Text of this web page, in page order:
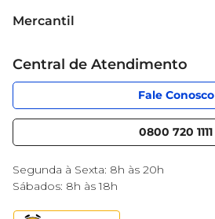
Sobre Privacidade
Nossas lojas
Mercantil
Código de Ética
Serviços
Central de Atendimento
Fale Conosco
0800 720 1111
Segunda à Sexta: 8h às 20h
Sábados: 8h às 18h